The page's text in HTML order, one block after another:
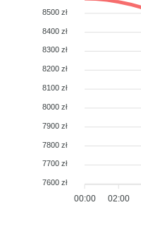
8500 zł
8400 zł
8300 zł
8200 zł
8100 zł
8000 zł
7900 zł
7800 zł
7700 zł
7600 zł
00:00 02:00